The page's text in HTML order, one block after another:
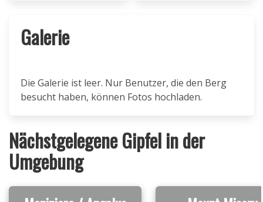
Galerie
Die Galerie ist leer. Nur Benutzer, die den Berg
besucht haben, können Fotos hochladen.
Nächstgelegene Gipfel in der
Umgebung